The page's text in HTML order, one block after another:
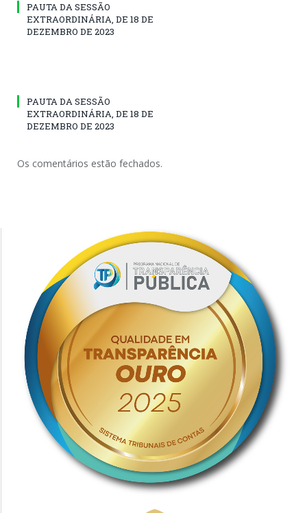
PAUTA DA SESSÃO
EXTRAORDINÁRIA, DE 18 DE
DEZEMBRO DE 2023
PAUTA DA SESSÃO
EXTRAORDINÁRIA, DE 18 DE
DEZEMBRO DE 2023
Os comentários estão fechados.